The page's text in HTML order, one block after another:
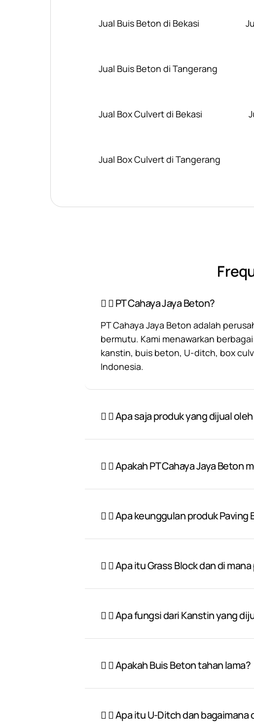
Jual Buis Beton di Bekasi
Jual Buis Beton di Tangerang
Jual Box Culvert di Bekasi
Jual Box Culvert di Tangerang
PT Cahaya Jaya Beton?
PT Cahaya Jaya Beton adalah
bermutu. Kami menawarkan
kanstin, buis beton, U-ditch, box
Indonesia.
Apa saja produk yang dijual
Apakah PT Cahaya Jaya Beton
Apa keunggulan produk Paving
Apa itu Grass Block dan di
Apa fungsi dari Kanstin yang
Apakah Buis Beton tahan lama?
Apa itu U-Ditch dan bagaimana